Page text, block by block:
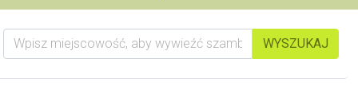
Wpisz miejscowość, aby wywieźć szambo
WYSZUKAJ